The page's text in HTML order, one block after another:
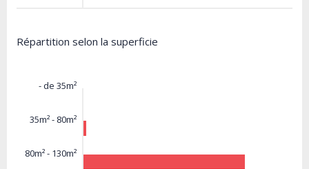
Répartition selon la superficie
- de 35m²
35m² - 80m²
80m² - 130m²